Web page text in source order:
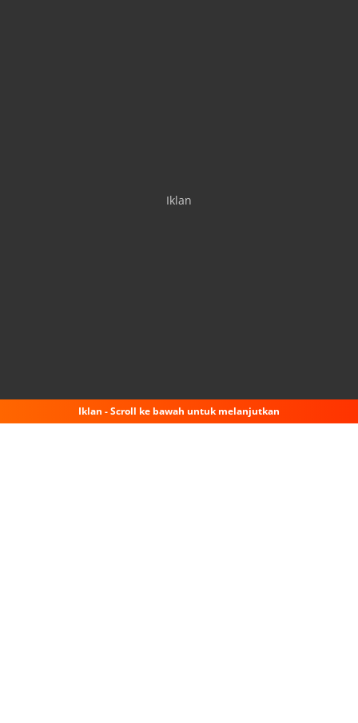
Iklan
Iklan - Scroll ke bawah untuk melanjutkan